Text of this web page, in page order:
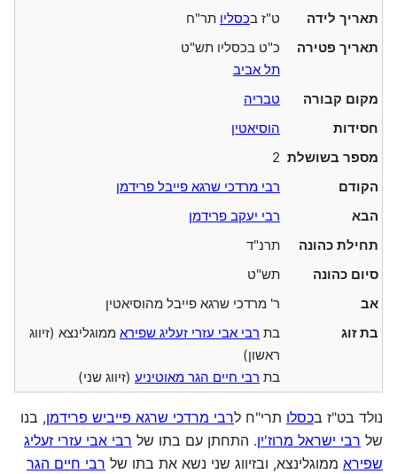
תאריך לידה ט"ז בכסליו תר"ח
תאריך פטירה
כ"ט בכסליו תש"ט
תל אביב
מקום קבורה
טבריה
חסידות
הוסיאטין
מספר בשושלת 2
הקודם
רבי מרדכי שרגא פייבל פרידמן
הבא
רבי יעקב פרידמן
תחילת כהונה
תרנ"ד
סיום כהונה
תש"ט
אב
ר' מרדכי שרגא פייבל מהוסיאטין
בת זוג
בת רבי אבי עזרי זעליג שפירא ממוגלינצא (זיווג
ראשון)
בת רבי חיים הגר מאוטיניע (זיווג שני)
נולד בט"ז בכסלו תרי"ח לרבי מרדכי שרגא פייביש פרידמן, בנו
של רבי ישראל מרוז'ין. התחתן עם בתו של רבי אבי עזרי זעליג
שפירא ממוגלינצא, ובזיווג שני נשא את בתו של רבי חיים הגר